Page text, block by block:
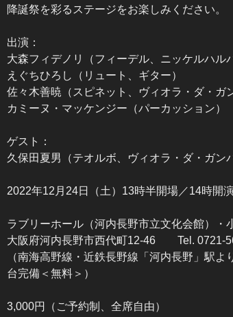
降誕祭を彩るステージをお楽しみください。
出演：
大森フィデノリ（フィーデル、ニッケルハル
えぐちひろし（リュート、ギター）
佐々木善暁（スピネット、ヴィオラ・ダ・ガ
カミーヌ・マッケンジー（パーカッション）
ゲスト：
久保田夏男（テオルボ、ヴィオラ・ダ・ガン
2022年12月24日（土）13時半開場／14時開
ラブリーホール（河内長野市立文化会館）・
大阪府河内長野市西代町12-46 Tel. 0721-
（南海高野線・近鉄長野線「河内長野」駅
台完備＜無料＞）
3,000円（ご予約制、全席自由）